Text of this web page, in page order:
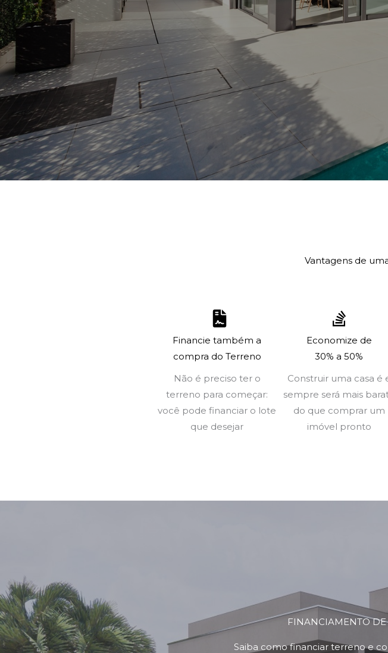
Vantagens de
Financie também a
compra do Terreno
Não é preciso ter o
terreno para começar:
você pode financiar o lote
que desejar
Economize de
30% a 50%
Construir uma casa é
sempre será mais
do que comprar um
imóvel pronto
FINANCIAMENTO DE
Saiba como financiar terreno e